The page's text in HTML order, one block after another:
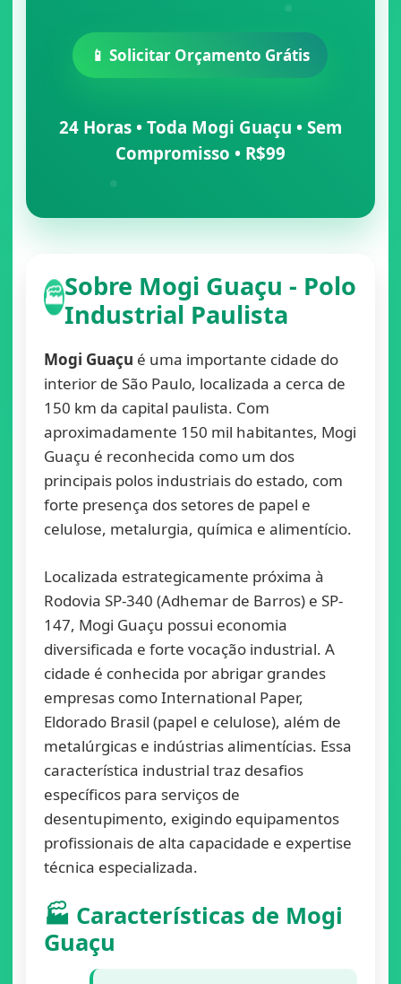
📱 Solicitar Orçamento Grátis
24 Horas • Toda Mogi Guaçu • Sem
Compromisso • R$99
🏭Sobre Mogi Guaçu - Polo
Industrial Paulista
Mogi Guaçu é uma importante cidade do
interior de São Paulo, localizada a cerca de
150 km da capital paulista. Com
aproximadamente 150 mil habitantes, Mogi
Guaçu é reconhecida como um dos
principais polos industriais do estado, com
forte presença dos setores de papel e
celulose, metalurgia, química e alimentício.
Localizada estrategicamente próxima à
Rodovia SP-340 (Adhemar de Barros) e SP-
147, Mogi Guaçu possui economia
diversificada e forte vocação industrial. A
cidade é conhecida por abrigar grandes
empresas como International Paper,
Eldorado Brasil (papel e celulose), além de
metalúrgicas e indústrias alimentícias. Essa
característica industrial traz desafios
específicos para serviços de
desentupimento, exigindo equipamentos
profissionais de alta capacidade e expertise
técnica especializada.
🏭 Características de Mogi
Guaçu